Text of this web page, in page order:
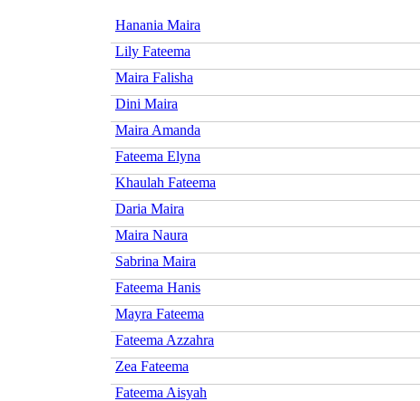
Hanania Maira
Lily Fateema
Maira Falisha
Dini Maira
Maira Amanda
Fateema Elyna
Khaulah Fateema
Daria Maira
Maira Naura
Sabrina Maira
Fateema Hanis
Mayra Fateema
Fateema Azzahra
Zea Fateema
Fateema Aisyah